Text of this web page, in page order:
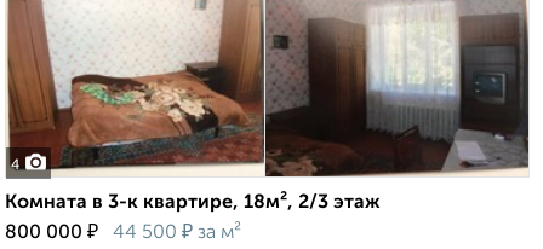
4
Комната в 3-к квартире, 18м², 2/3 этаж
800 000 ₽ 44 500 ₽ за м²